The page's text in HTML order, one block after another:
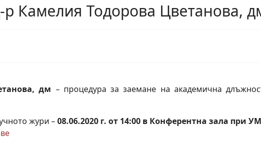
р Камелия Тодорова Цветанова,
дм – процедура за заемане на академична
жури –08.06.2020 г. от 14:00 в Конферентна зала при